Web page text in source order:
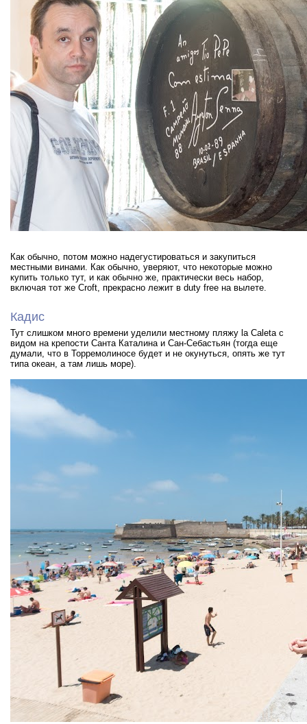
Как обычно, потом можно надегустироваться и закупиться
местными винами. Как обычно, уверяют, что некоторые можно
купить только тут, и как обычно же, практически весь набор,
включая тот же Croft, прекрасно лежит в duty free на вылете.
Кадис
Тут слишком много времени уделили местному пляжу la Caleta с
видом на крепости Санта Каталина и Сан-Себастьян (тогда еще
думали, что в Торремолиносе будет и не окунуться, опять же тут
типа океан, а там лишь море).